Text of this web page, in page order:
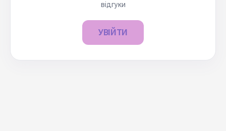
відгуки
УВІЙТИ